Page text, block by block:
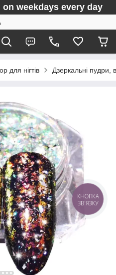
weekdays every day
для нігтів Дзеркальні пудри,
КНОПКА
ЗВ'ЯЗКУ